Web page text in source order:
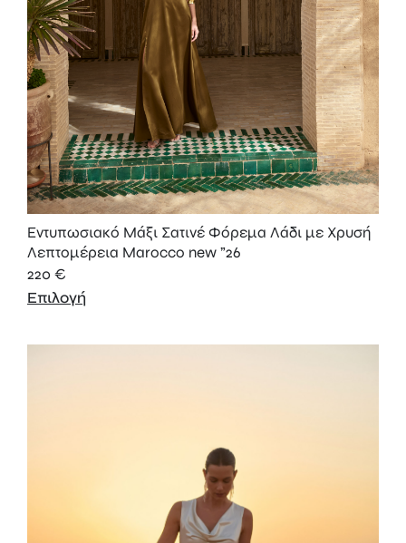
Εντυπωσιακό Μάξι Σατινέ Φόρεμα Λάδι με Χρυσή
Λεπτομέρεια Marocco new ”26
220 €
Επιλογή